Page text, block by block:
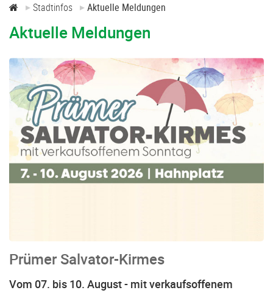
Stadtinfos Aktuelle Meldungen
Aktuelle Meldungen
Prümer Salvator-Kirmes
Vom 07. bis 10. August - mit verkaufsoffenem